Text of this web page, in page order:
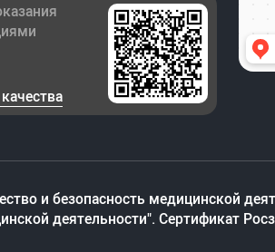
и безопасность медицинской
деятельности". Сертификат